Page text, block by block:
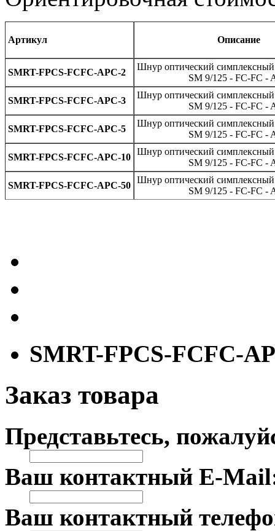
Артикул Описание
SMRT-FPCS-FCFC-APC-2
Шнур оптический
SM 9/125 - FC-FC -
SMRT-FPCS-FCFC-APC-3
Шнур оптический
SM 9/125 - FC-FC -
SMRT-FPCS-FCFC-APC-5
Шнур оптический
SM 9/125 - FC-FC -
SMRT-FPCS-FCFC-APC-10
Шнур оптический
SM 9/125 - FC-FC -
SMRT-FPCS-FCFC-APC-50
Шнур оптический
SM 9/125 - FC-FC -
SMRT-FPCS-FCFC-
Заказ товара
Представьтесь,
Ваш контактный E-
Ваш контактный